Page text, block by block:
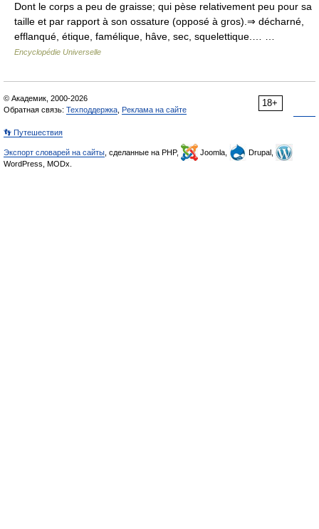
Dont le corps a peu de graisse; qui pèse relativement peu pour sa
taille et par rapport à son ossature (opposé à gros).⇒ décharné,
efflanqué, étique, famélique, hâve, sec, squelettique.… …
Encyclopédie Universelle
18+
© Академик, 2000-2026
Обратная связь: Техподдержка Реклама на сайте
👣 Путешествия
Экспорт словарей на сайты , сделанные на PHP, Joomla,
Drupal,
WordPress, MODx.